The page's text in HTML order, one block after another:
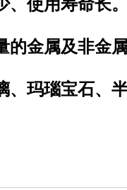
、使用寿命长
的金属及非金
、玛瑙宝石、